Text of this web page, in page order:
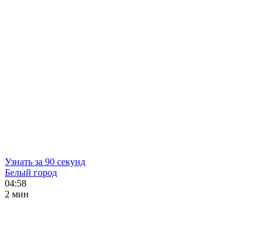
Узнать за 90 секунд
Белый город
04:58
2 мин